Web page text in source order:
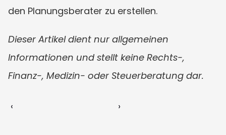
den Planungsberater zu erstellen.
Dieser Artikel dient nur allgemeinen
Informationen und stellt keine Rechts-,
Finanz-, Medizin- oder Steuerberatung dar.
‹ ›